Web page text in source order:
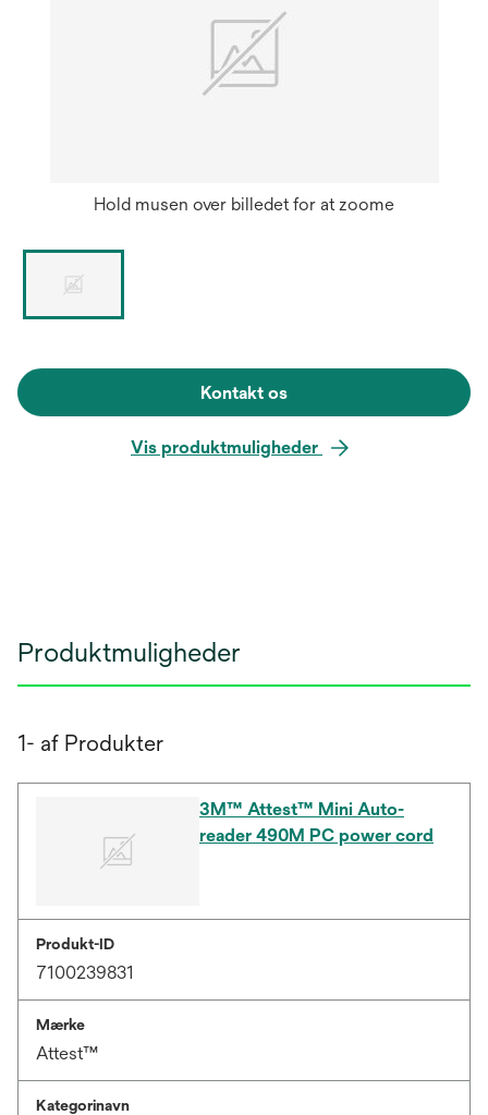
Hold musen over billedet for at zoome
Kontakt os
Vis produktmuligheder
Produktmuligheder
1- af Produkter
3M™ Attest™ Mini Auto-
reader 490M PC power cord
Produkt-ID
7100239831
Mærke
Attest™
Kategorinavn